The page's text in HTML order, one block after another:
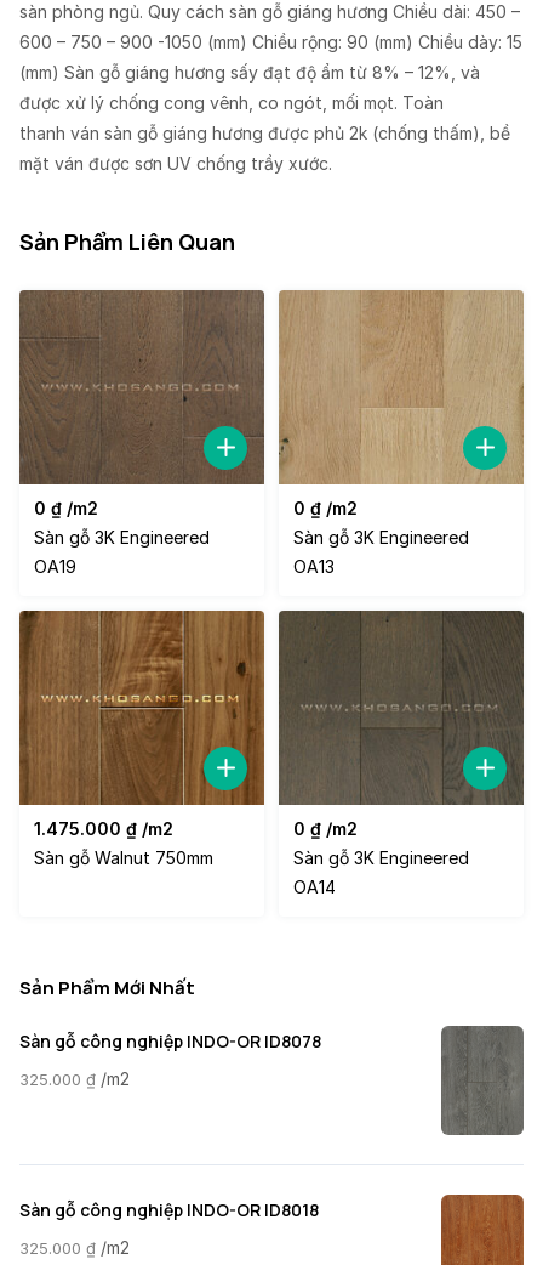
sàn phòng ngủ. Quy cách sàn gỗ giáng hương Chiều dài: 450 –
600 – 750 – 900 -1050 (mm) Chiều rộng: 90 (mm) Chiều dày: 15
(mm) Sàn gỗ giáng hương sấy đạt độ ẩm từ 8% – 12%, và
được xử lý chống cong vênh, co ngót, mối mọt. Toàn
thanh ván sàn gỗ giáng hương được phủ 2k (chống thấm), bề
mặt ván được sơn UV chống trầy xước. ​
Sản Phẩm Liên Quan
0 ₫ /m2
Sàn gỗ 3K Engineered
OA19
0 ₫ /m2
Sàn gỗ 3K Engineered
OA13
1.475.000 ₫ /m2
Sàn gỗ Walnut 750mm
0 ₫ /m2
Sàn gỗ 3K Engineered
OA14
Sản Phẩm Mới Nhất
Sàn gỗ công nghiệp INDO-OR ID8078
325.000 ₫ /m2
Sàn gỗ công nghiệp INDO-OR ID8018
325.000 ₫ /m2